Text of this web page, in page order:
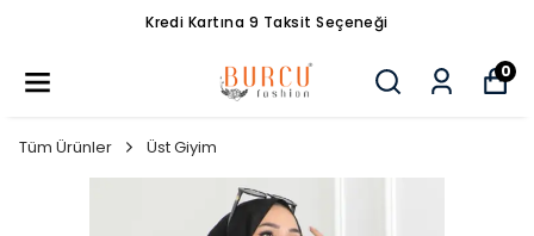
Kredi Kartına 9 Taksit Seçeneği
0
Tüm Ürünler Üst Giyim